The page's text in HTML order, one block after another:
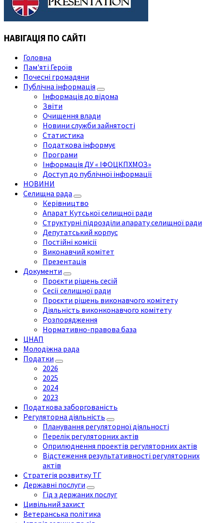
НАВІГАЦІЯ ПО САЙТІ
Головна
Пам'яті Героїв
Почесні громадяни
Публічна інформація
Інформація до відома
Звіти
Очищення влади
Новини служби зайнятості
Статистика
Податкова інформує
Програми
Інформація ДУ « ІФОЦКПХМОЗ»
Доступ до публічної інформації
НОВИНИ
Селищна рада
Керівництво
Апарат Кутської селищної ради
Структурні підрозділи апарату селищної ради
Депутатський корпус
Постійні комісії
Виконавчий комітет
Презентація
Документи
Проєкти рішень сесій
Сесії селищної ради
Проєкти рішень виконавчого комітету
Діяльність виконконавчого комітету
Розпорядження
Нормативно-правова база
ЦНАП
Молодіжна рада
Податки
2026
2025
2024
2023
Податкова заборгованість
Регуляторна діяльність
Планування регуляторної діяльності
Перелік регуляторних актів
Оприлюднення проектів регуляторних актів
Відстеження результативності регуляторних
актів
Стратегія розвитку ТГ
Державні послуги
Гід з держаних послуг
Цивільний захист
Ветеранська політика